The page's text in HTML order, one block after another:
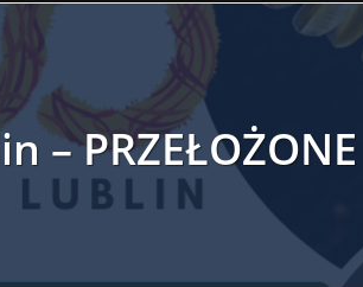
... Donald Trump znów pisze o
Duchniewicz na krótk ...
każdego. Racze ...
by odsyłać imig ...
– PRZEŁOŻONE